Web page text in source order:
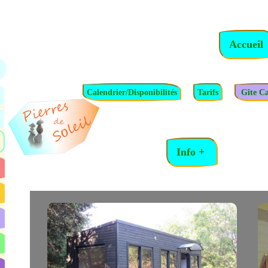
Calendrier/Disponibilités Tarifs Gîte